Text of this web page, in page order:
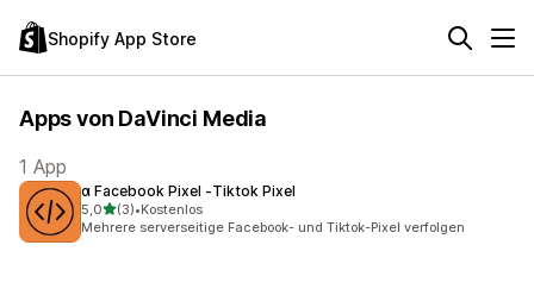
Shopify App Store
Apps von DaVinci Media
1 App
α Facebook Pixel ‑Tiktok Pixel
5,0von 5 Sternen
(3)
3 Rezensionen insgesamt
•Kostenlos
Mehrere serverseitige Facebook- und Tiktok-Pixel verfolgen